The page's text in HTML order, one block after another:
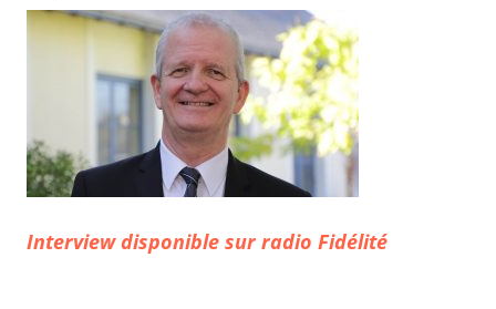
Interview disponible sur radio Fidélité